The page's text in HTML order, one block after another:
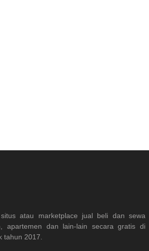
atau marketplace jual beli dan sewa
apartemen dan lain-lain secara gratis di
tahun 2017.